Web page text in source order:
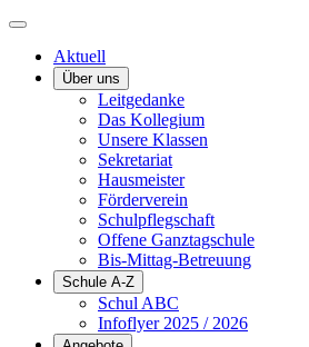
Aktuell
Über uns
Leitgedanke
Das Kollegium
Unsere Klassen
Sekretariat
Hausmeister
Förderverein
Schulpflegschaft
Offene Ganztagschule
Bis-Mittag-Betreuung
Schule A-Z
Schul ABC
Infoflyer 2025 / 2026